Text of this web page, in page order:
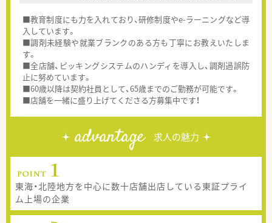
■教育制度にも力を入れており、研修制度やe-ラーニングなど導
入しています。
■調剤未経験や就業ブランクのある方も丁寧にお教えいたしま
す。
■全店舗、ピッキングシステムのハンディを導入し、調剤過誤防
止に努めています。
■60歳以降は契約社員として、65歳までのご勤務が可能です。
■店舗を一緒に盛り上げてくださる方募集中です！
advantage 求人の魅力
東海・北陸地方を中心に数十店舗出店している東証プライ
ム上場の企業